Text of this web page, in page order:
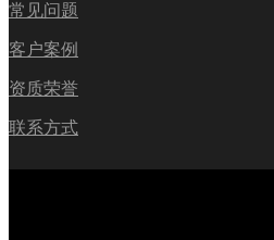
常见问题
客户案例
资质荣誉
联系方式